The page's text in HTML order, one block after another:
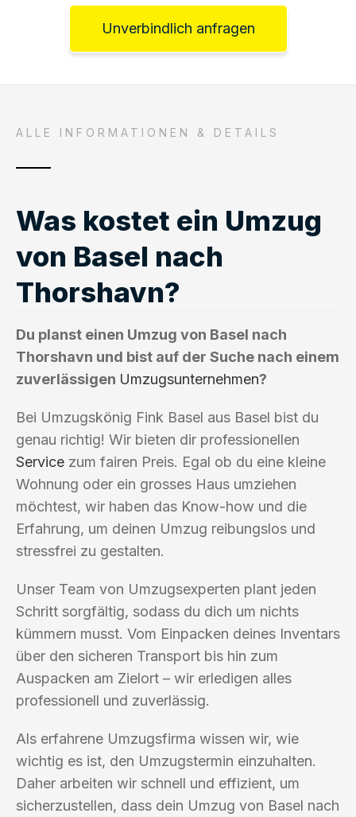
Unverbindlich anfragen
ALLE INFORMATIONEN & DETAILS
Was kostet ein Umzug
von Basel nach
Thorshavn?
Du planst einen Umzug von Basel nach
Thorshavn und bist auf der Suche nach einem
zuverlässigen Umzugsunternehmen?
Bei Umzugskönig Fink Basel aus Basel bist du
genau richtig! Wir bieten dir professionellen
Service zum fairen Preis. Egal ob du eine kleine
Wohnung oder ein grosses Haus umziehen
möchtest, wir haben das Know-how und die
Erfahrung, um deinen Umzug reibungslos und
stressfrei zu gestalten.
Unser Team von Umzugsexperten plant jeden
Schritt sorgfältig, sodass du dich um nichts
kümmern musst. Vom Einpacken deines Inventars
über den sicheren Transport bis hin zum
Auspacken am Zielort – wir erledigen alles
professionell und zuverlässig.
Als erfahrene Umzugsfirma wissen wir, wie
wichtig es ist, den Umzugstermin einzuhalten.
Daher arbeiten wir schnell und effizient, um
sicherzustellen, dass dein Umzug von Basel nach